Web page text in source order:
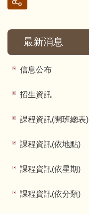
最新消息
信息公布
招生資訊
課程資訊(開班總表)
課程資訊(依地點)
課程資訊(依星期)
課程資訊(依分類)